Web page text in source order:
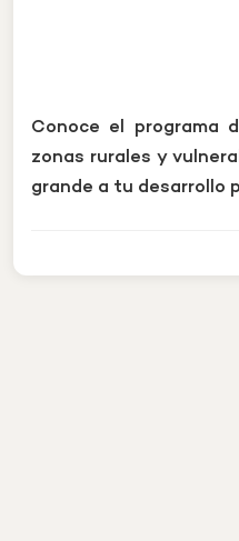
Conoce el programa
zonas rurales y
grande a tu desarrollo